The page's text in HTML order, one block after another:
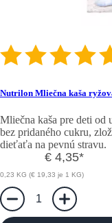
Nutrilon Mliečna kaša
Mliečna kaša pre deti od
bez pridaného cukru,
dieťaťa na pevnú stravu.
€ 4,35*
0,23 KG (€ 19,33 je 1 KG)
1